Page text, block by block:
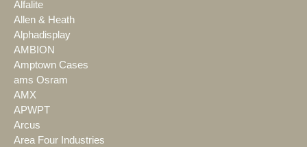
Alfalite
Allen & Heath
Alphadisplay
AMBION
Amptown Cases
ams Osram
AMX
APWPT
Arcus
Area Four Industries